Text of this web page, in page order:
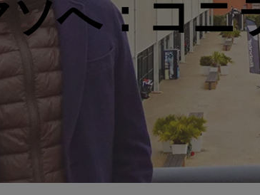
へ：コニ